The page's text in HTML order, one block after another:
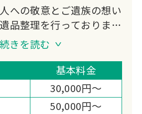
への敬意とご遺族の想い
品整理を行っておりま
対応し、処分費の軽減や
用もご提案。
お見積りと作業まごころ
、高い満足度をいただい
続きを読む
基本料金
30,000円～
50,000円～